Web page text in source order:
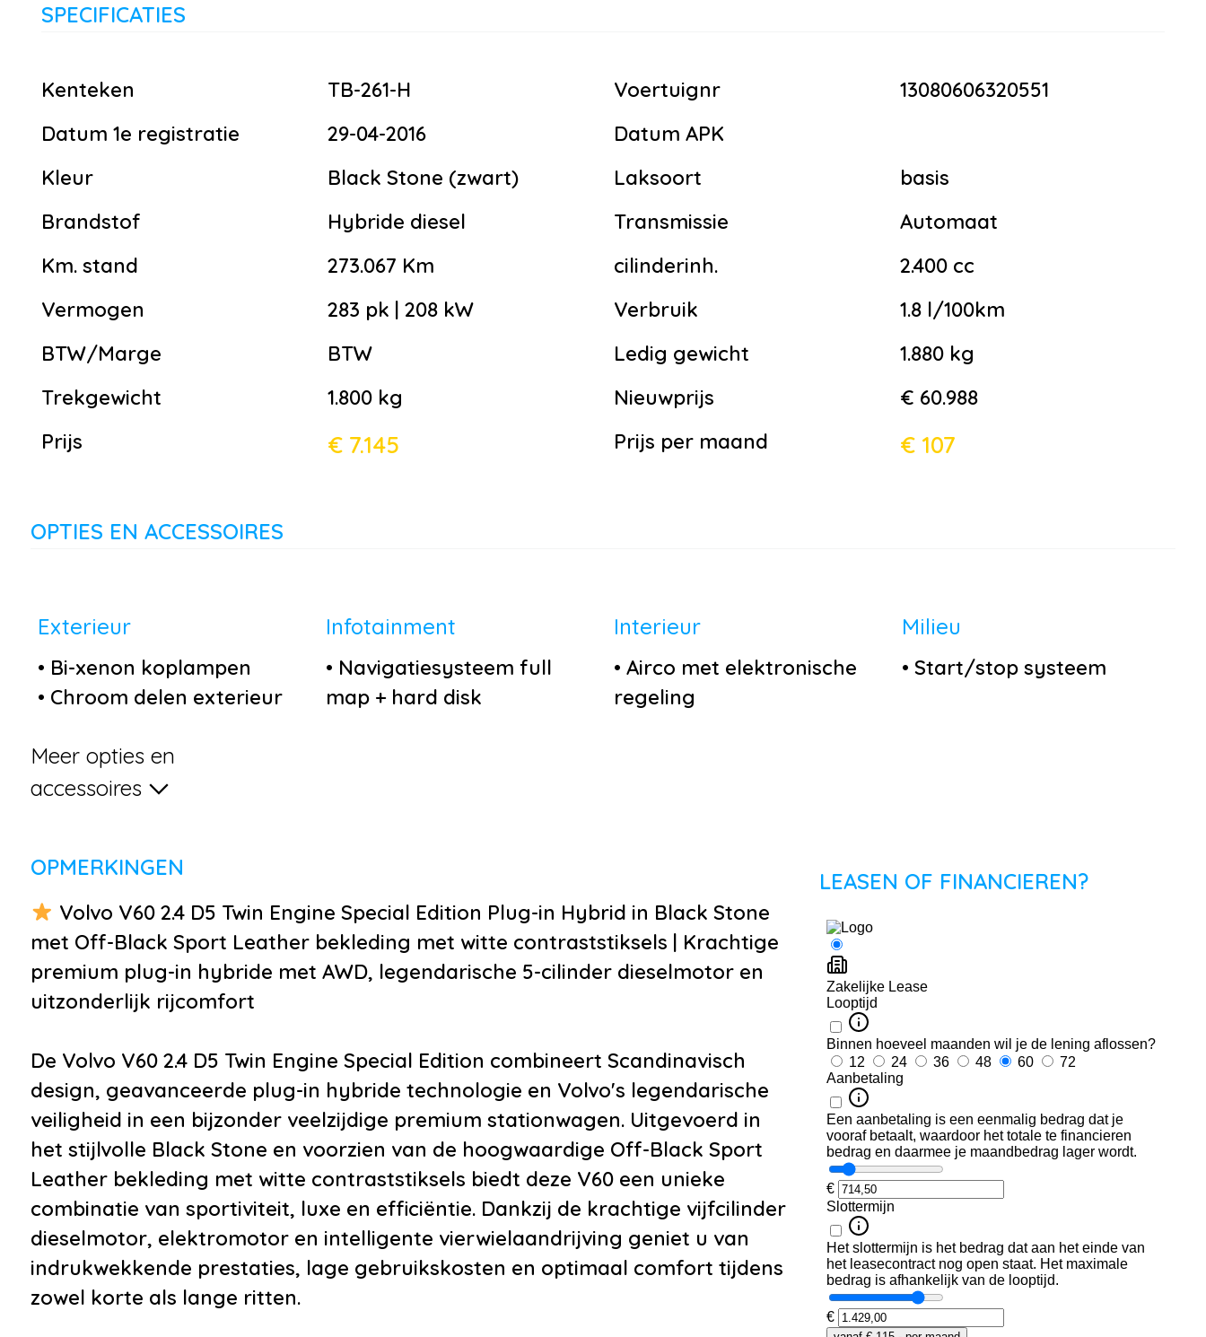
SPECIFICATIES
Kenteken TB-261-H Voertuignr
13080606320551
Datum 1e registratie
29-04-2016
Datum APK
Kleur
Black Stone (zwart) Laksoort
basis
Brandstof
Hybride diesel Transmissie
Automaat
Km. stand
273.067 Km cilinderinh.
2.400 cc
Vermogen
283 pk | 208 kW Verbruik
1.8 l/100km
BTW/Marge
BTW Ledig gewicht
1.880 kg
Trekgewicht
1.800 kg Nieuwprijs
€ 60.988
Prijs
€ 7.145 Prijs per maand € 107
OPTIES EN ACCESSOIRES
Exterieur
• Bi-xenon koplampen
• Chroom delen exterieur
•Elektrisch glazen
schuif-/kanteldak
•Lichtmetalen velgen 18''
•Parkeersensor voor
•Parkeersensor voor en
achter
•Premium kleur
•Achterspoiler
•Afdekhoes
•Buitenspiegel(s)
automatisch dimmend
•Buitenspiegels elektr. met
geheugen
•Buitenspiegels elektrisch
inklapbaar
•Buitenspiegels elektrisch
Infotainment
• Navigatiesysteem full
map + hard disk
multifunctioneel
Interieur
• Airco met elektronische
regeling
instrumentenpaneel
•Interieur
voorverwarmingsinstallatie
Luxe lederen bekleding
•Sportstoelen
•Stuurbekrachtiging
• Voorstoelen verwarmd
•Zwarte hemelbekleding
12Volt aansluiting
•Achterbank in delen
neerklapbaar
•Armsteun
Milieu
• Start/stop systeem
Meer opties en
accessoires
OPMERKINGEN
Volvo V60 2.4 D5 Twin Engine Special Edition Plug-in Hybrid in Black Stone
met Off-Black Sport Leather bekleding met witte contraststiksels | Krachtige
premium plug-in hybride met AWD, legendarische 5-cilinder dieselmotor en
uitzonderlijk rijcomfort
De Volvo V60 2.4 D5 Twin Engine Special Edition combineert Scandinavisch
design, geavanceerde plug-in hybride technologie en Volvo's legendarische
veiligheid in een bijzonder veelzijdige premium stationwagen. Uitgevoerd in
het stijlvolle Black Stone en voorzien van de hoogwaardige Off-Black Sport
Leather bekleding met witte contraststiksels biedt deze V60 een unieke
combinatie van sportiviteit, luxe en efficiëntie. Dankzij de krachtige vijfcilinder
dieselmotor, elektromotor en intelligente vierwielaandrijving geniet u van
indrukwekkende prestaties, lage gebruikskosten en optimaal comfort tijdens
zowel korte als lange ritten.
LEASEN OF FINANCIEREN?